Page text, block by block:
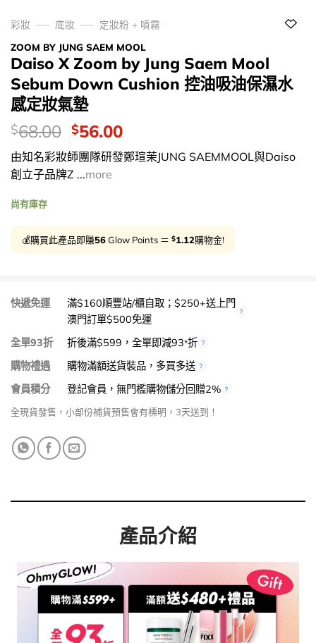
彩妝 底妝
定妝粉 + 噴霧
ZOOM BY JUNG SAEM MOOL
Daiso X Zoom by Jung Saem Mool
Sebum Down Cushion 控油吸油保濕水
感定妝氣墊
價
錢：
$68.00 Original
price
was:
$68.00.
$56.00Current
price
is:
由知名彩妝師團隊研發鄭瑄茉JUNG SAEMMOOL與Daiso
創立子品牌Z ...more
尚有庫存
💰購買此產品即賺56Glow Points ＝ $1.12購物金!
快遞免運
滿$160順豐站/櫃自取；$250+送上門
澳門訂單$500免運
全單93折
折後滿$599，全單即減93*折
購物禮遇
購物滿額送貨裝品，多買多送
會員積分
登記會員，無門檻購物儲分回贈2%
全現貨發售，小部份補貨預售會有標明，3天送到！
產品介紹